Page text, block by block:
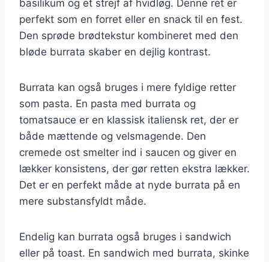
basilikum og et strejf af hvidløg. Denne ret er
perfekt som en forret eller en snack til en fest.
Den sprøde brødtekstur kombineret med den
bløde burrata skaber en dejlig kontrast.
Burrata kan også bruges i mere fyldige retter
som pasta. En pasta med burrata og
tomatsauce er en klassisk italiensk ret, der er
både mættende og velsmagende. Den
cremede ost smelter ind i saucen og giver en
lækker konsistens, der gør retten ekstra lækker.
Det er en perfekt måde at nyde burrata på en
mere substansfyldt måde.
Endelig kan burrata også bruges i sandwich
eller på toast. En sandwich med burrata, skinke